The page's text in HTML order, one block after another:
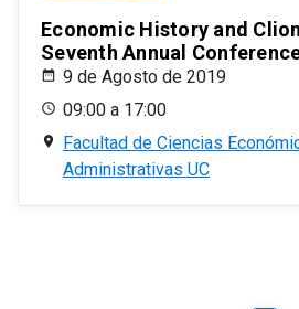
Economic History and
Seventh Annual
9 de Agosto de 2019
09:00 a 17:00
Facultad de Ciencias
Administrativas UC